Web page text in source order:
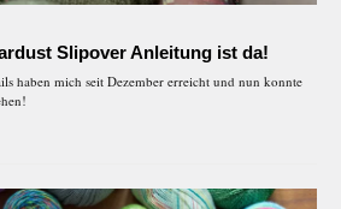
Slipover Anleitung ist da!
haben mich seit Dezember erreicht und nun konnte